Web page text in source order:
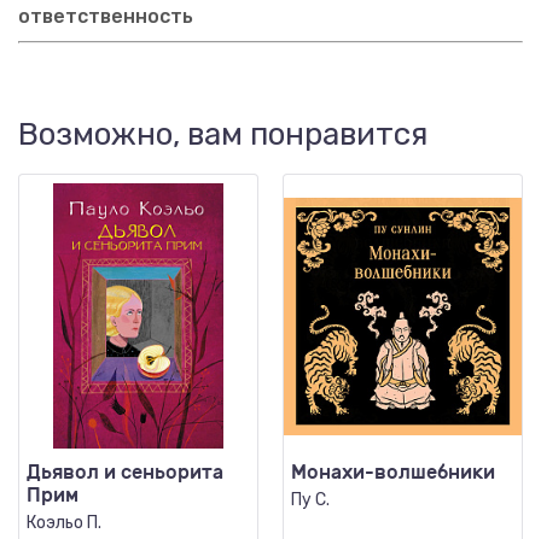
ответственность
Возможно, вам понравится
Дьявол и сеньорита
Прим
Коэльо П.
Монахи-волшебники
Пу С.